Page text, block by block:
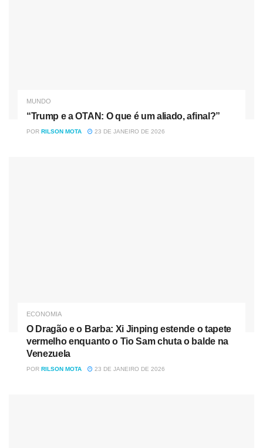
Por g1MUNDO
“Trump e a OTAN: O que é um aliado, afinal?”
POR RILSON MOTA 23 DE JANEIRO DE 2026
ECONOMIA
O Dragão e o Barba: Xi Jinping estende o tapete
vermelho enquanto o Tio Sam chuta o balde na
Venezuela
POR RILSON MOTA 23 DE JANEIRO DE 2026